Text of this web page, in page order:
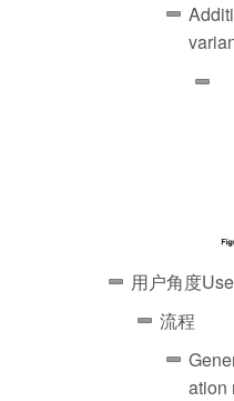
用户角度
流程
ation